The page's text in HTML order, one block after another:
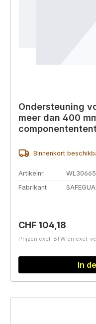
Ondersteuning
meer dan 400
Binnenkort
Artikelnr.
WL30665
Fabrikant
Normale prijs:
CHF 104,18
Prijzen excl. BTW en excl.
In